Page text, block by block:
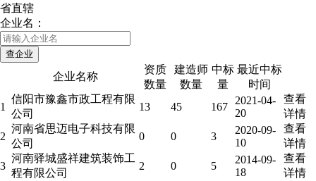
省直辖
企业名：
企业名称
资质
数量
建造师
数量
中标
量
最近中标
时间
1
信阳市豫鑫市政工程有限
公司
13 45 167
2021-04-
20
查看
详情
2
河南省思迈电子科技有限
公司
0 0 3
2020-09-
10
查看
详情
3
河南驿城盛祥建筑装饰工
程有限公司
2 0 5
2014-09-
18
查看
详情